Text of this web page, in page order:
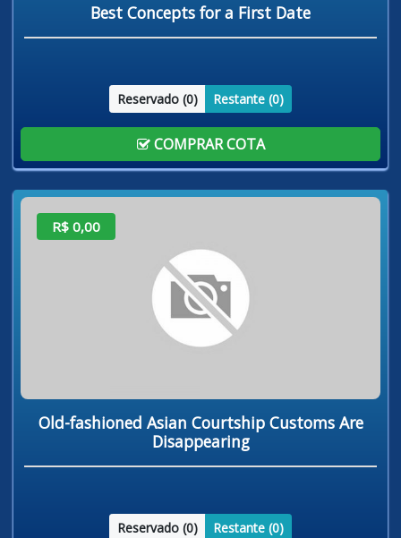
Best Concepts for a First Date
Reservado (0) Restante (0)
COMPRAR COTA
R$ 0,00
Old-fashioned Asian Courtship Customs Are
Disappearing
Reservado (0) Restante (0)